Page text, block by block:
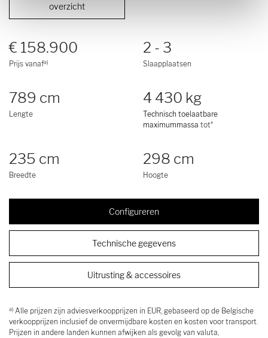
overzicht
€ 158.900
Prijs vanafa)
2 - 3
Slaapplaatsen
789 cm
Lengte
4 430 kg
Technisch toelaatbare
maximummassa tot*
235 cm
Breedte
298 cm
Hoogte
Configureren
Technische gegevens
Uitrusting & accessoires
a) Alle prijzen zijn adviesverkoopprijzen in EUR, gebaseerd op de Belgische
verkoopprijzen inclusief de onvermijdbare kosten en kosten voor transport.
Prijzen in andere landen kunnen afwijken als gevolg van valuta,